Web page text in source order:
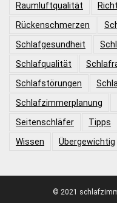
Raumluftqualität
Rückenschmerzen
Schlafgesundheit
Schlafqualität
Schlafstörungen
Schlafzimmerplanung
Seitenschläfer
Tipps
Wissen
Übergewichtig
© 2021